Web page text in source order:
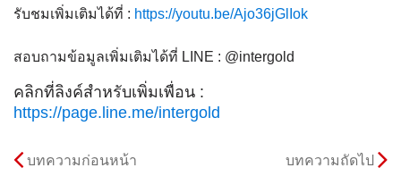
รับชมเพิ่มเติมได้ที่ : https://youtu.be/Ajo36jGlIok
สอบถามข้อมูลเพิ่มเติมได้ที่ LINE : @intergold
คลิกที่ลิงค์สำหรับเพิ่มเพื่อน :
https://page.line.me/intergold
บทความก่อนหน้า บทความถัดไป